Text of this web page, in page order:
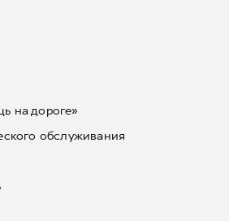
на дороге»
обслуживания